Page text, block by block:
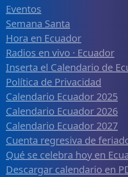
Eventos
Semana Santa
Hora en Ecuador
Radios en vivo · Ecuador
Inserta el Calendario de
Política de Privacidad
Calendario Ecuador 2025
Calendario Ecuador 2026
Calendario Ecuador 2027
Cuenta regresiva de
Qué se celebra hoy en
Descargar calendario en